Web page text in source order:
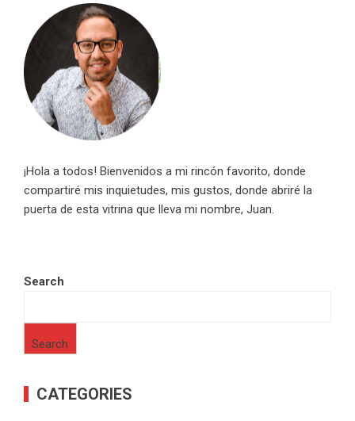
¡Hola a todos! Bienvenidos a mi rincón favorito, donde
compartiré mis inquietudes, mis gustos, donde abriré la
puerta de esta vitrina que lleva mi nombre, Juan.
Search
Search
CATEGORIES